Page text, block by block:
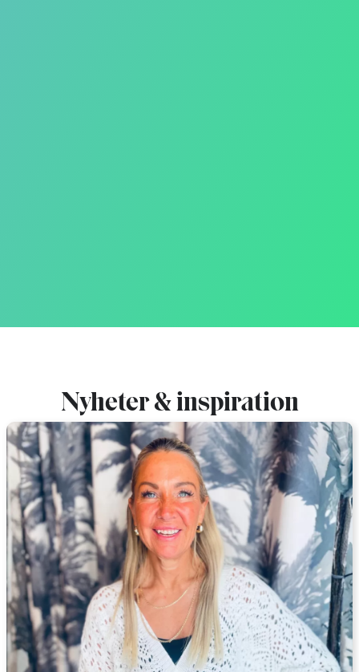
Nyheter & inspiration